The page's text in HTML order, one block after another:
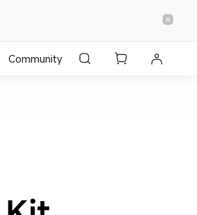
Community